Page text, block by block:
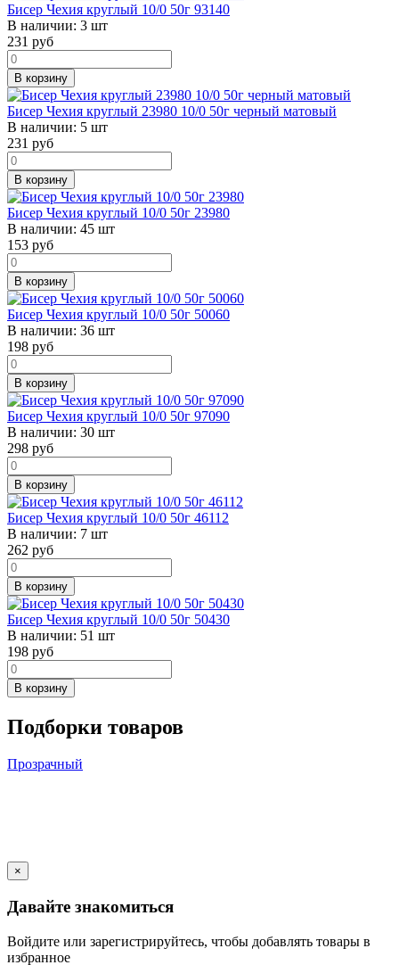
Бисер Чехия круглый 10/0 50г 93140
В наличии: 3 шт
231 руб
В корзину
Бисер Чехия круглый 23980 10/0 50г черный матовый
В наличии: 5 шт
231 руб
В корзину
Бисер Чехия круглый 10/0 50г 23980
В наличии: 45 шт
153 руб
В корзину
Бисер Чехия круглый 10/0 50г 50060
В наличии: 36 шт
198 руб
В корзину
Бисер Чехия круглый 10/0 50г 97090
В наличии: 30 шт
298 руб
В корзину
Бисер Чехия круглый 10/0 50г 46112
В наличии: 7 шт
262 руб
В корзину
Бисер Чехия круглый 10/0 50г 50430
В наличии: 51 шт
198 руб
В корзину
Подборки товаров
Прозрачный
×
Давайте знакомиться
Войдите или зарегистрируйтесь, чтобы добавлять товары в
избранное